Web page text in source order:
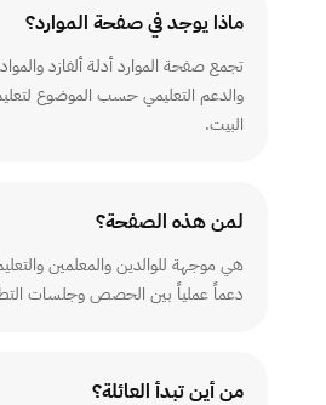
ماذا يوجد في صفحة الموارد؟
تجمع صفحة الموارد أدلة ألفازد والمواد
والدعم التعليمي حسب الموضوع لتعليم
البيت.
لمن هذه الصفحة؟
هي موجهة للوالدين والمعلمين
دعماً عملياً بين الحصص وجلسات
من أين تبدأ العائلة؟